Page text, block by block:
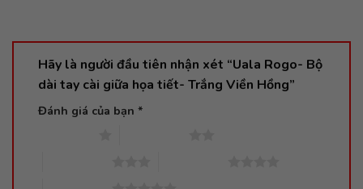
Hãy là người đầu tiên nhận xét “Uala Rogo- Bộ
dài tay cài giữa họa tiết- Trắng Viền Hồng”
Đánh giá của bạn *